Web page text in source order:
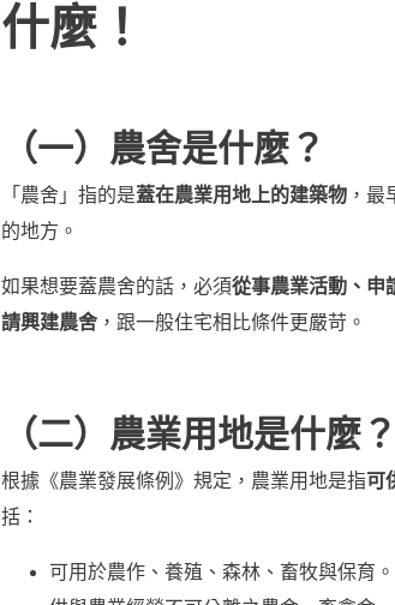
什麼！
（一）農舍是什麼？
「農舍」指的是蓋在農業用地上的建築物，最
的地方。
如果想要蓋農舍的話，必須從事農業活動、申
請興建農舍，跟一般住宅相比條件更嚴苛。
（二）農業用地是什麼？
根據《農業發展條例 》規定，農業用地是指可
括：
可用於農作、養殖、森林、畜牧與保育。